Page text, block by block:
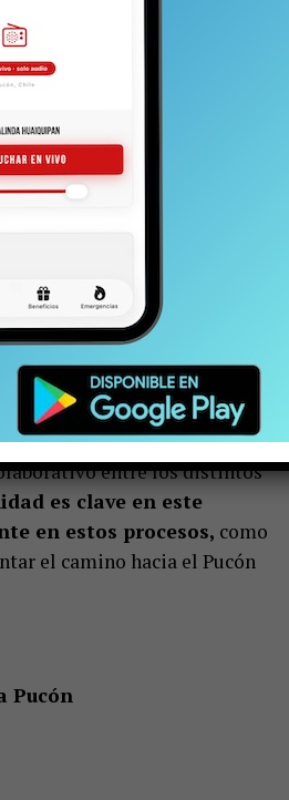
de la Pontificia Universidad
particular, consensuar un
y priorizar acciones y
mediante la
vinculante los compromisos
y su entorno se
naturales donde
en armonía con la
desarrolla incorporando
entre los distintos
es clave en este
en estos procesos, como
el camino hacia el Pucón
Pucón